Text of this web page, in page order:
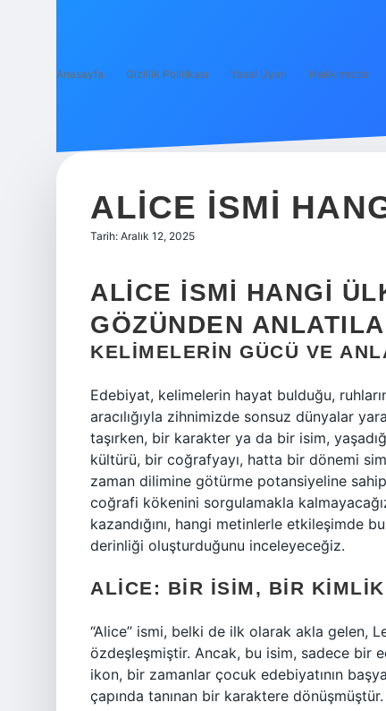
Anasayfa Gizlilik Politikası Yasal Uyarı Hakkımızda
ALICE ISMI
Tarih: Aralık 12, 2025
ALICE İSMI HANGI
GÖZÜNDEN
KELIMELERIN GÜCÜ VE
Edebiyat, kelimelerin hayat bulduğu,
aracılığıyla zihnimizde sonsuz dünyalar
taşırken, bir karakter ya da bir isim,
kültürü, bir coğrafyayı, hatta bir dönemi
zaman dilimine götürme potansiyeline
coğrafi kökenini sorgulamakla
kazandığını, hangi metinlerle etkileşimde
derinliği oluşturduğunu inceleyeceğiz.
ALICE: BIR İSIM, BIR
“Alice” ismi, belki de ilk olarak akla gelen,
özdeşleşmiştir. Ancak, bu isim, sadece bir
ikon, bir zamanlar çocuk edebiyatının
çapında tanınan bir karaktere dönüşmüştür.